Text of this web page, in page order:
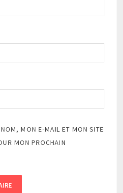
MON E-MAIL ET MON SITE
MON PROCHAIN